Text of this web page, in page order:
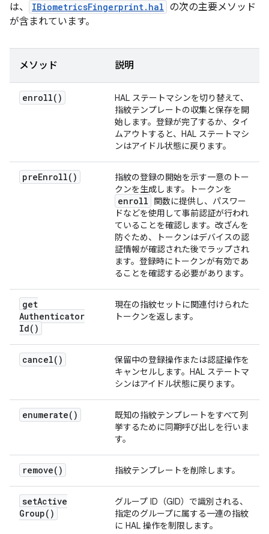
は、
IBiometricsFingerprint.hal の次の主要メソッド
が含まれています。
メソッド 説明
enroll( )
HAL ステートマシンを切り替えて、
指紋テンプレートの収集と保存を開
始します。登録が完了するか、タイ
ムアウトすると、HAL ステートマシ
ンはアイドル状態に戻ります。
preEnroll( )
指紋の登録の開始を示す一意のトー
クンを生成します。トークンを
enroll
関数に提供し、パスワー
ドなどを使用して事前認証が行われ
ていることを確認します。改ざんを
防ぐため、トークンはデバイスの認
証情報が確認された後でラップされ
ます。登録時にトークンが有効であ
ることを確認する必要があります。
get
Authenticator
Id( )
現在の指紋セットに関連付けられた
トークンを返します。
cancel( )
保留中の登録操作または認証操作を
キャンセルします。HAL ステートマ
シンはアイドル状態に戻ります。
enumerate( )
既知の指紋テンプレートをすべて列
挙するために同期呼び出しを行いま
す。
remove( ) 指紋テンプレートを削除します。
setActive
Group( )
グループ ID（GID）で識別される、
指定のグループに属する一連の指紋
に HAL 操作を制限します。